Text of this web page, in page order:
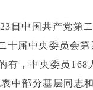
23日中国共产党第
十届中央委员会
有，中央委员
中部分基层同志